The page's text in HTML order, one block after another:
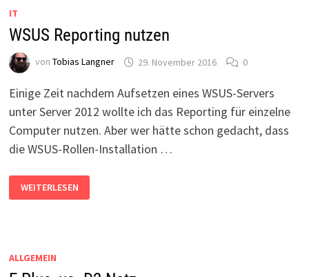
IT
WSUS Reporting nutzen
von Tobias Langner 29. November 2016 0
Einige Zeit nachdem Aufsetzen eines WSUS-Servers
unter Server 2012 wollte ich das Reporting für einzelne
Computer nutzen. Aber wer hätte schon gedacht, dass
die WSUS-Rollen-Installation …
REPORTING
NUTZEN
WEITERLESEN
ALLGEMEIN